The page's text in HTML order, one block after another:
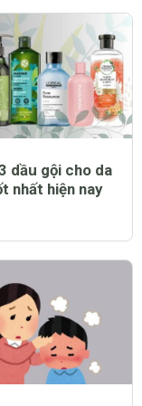
dầu gội cho da
nhất hiện nay